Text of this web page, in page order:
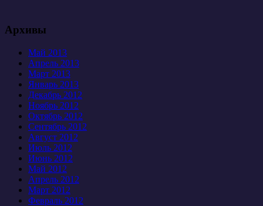
Архивы
Май 2013
Апрель 2013
Март 2013
Январь 2013
Декабрь 2012
Ноябрь 2012
Октябрь 2012
Сентябрь 2012
Август 2012
Июль 2012
Июнь 2012
Май 2012
Апрель 2012
Март 2012
Февраль 2012